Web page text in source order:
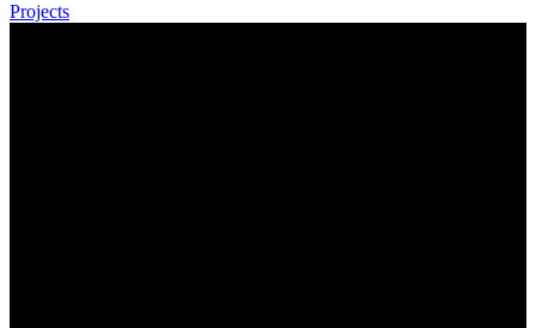
Projects